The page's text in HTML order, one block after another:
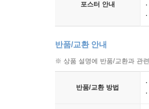
포스터 안내
반품/교환 안내
※ 상품 설명에 반품/교환과 관
반품/교환 방법